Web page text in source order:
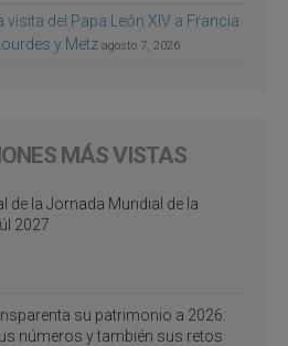
visita del Papa León XIV a Francia
y Metz agosto 7, 2026
MÁS VISTAS
de la Jornada Mundial de la
2027
su patrimonio a 2026:
números y también sus retos